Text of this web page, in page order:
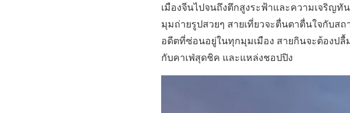
เมืองจีนไปจนถึงตึกสูงระฟ้าและความเจริญ
มุมถ่ายรูปสวยๆ สายเที่ยวจะตื่นตาตื่นใจกับส
อดีตที่ซ่อนอยู่ในทุกมุมเมือง สายกินจะต้องป
กับคาเฟ่สุดชิค และแหล่งชอปปิง